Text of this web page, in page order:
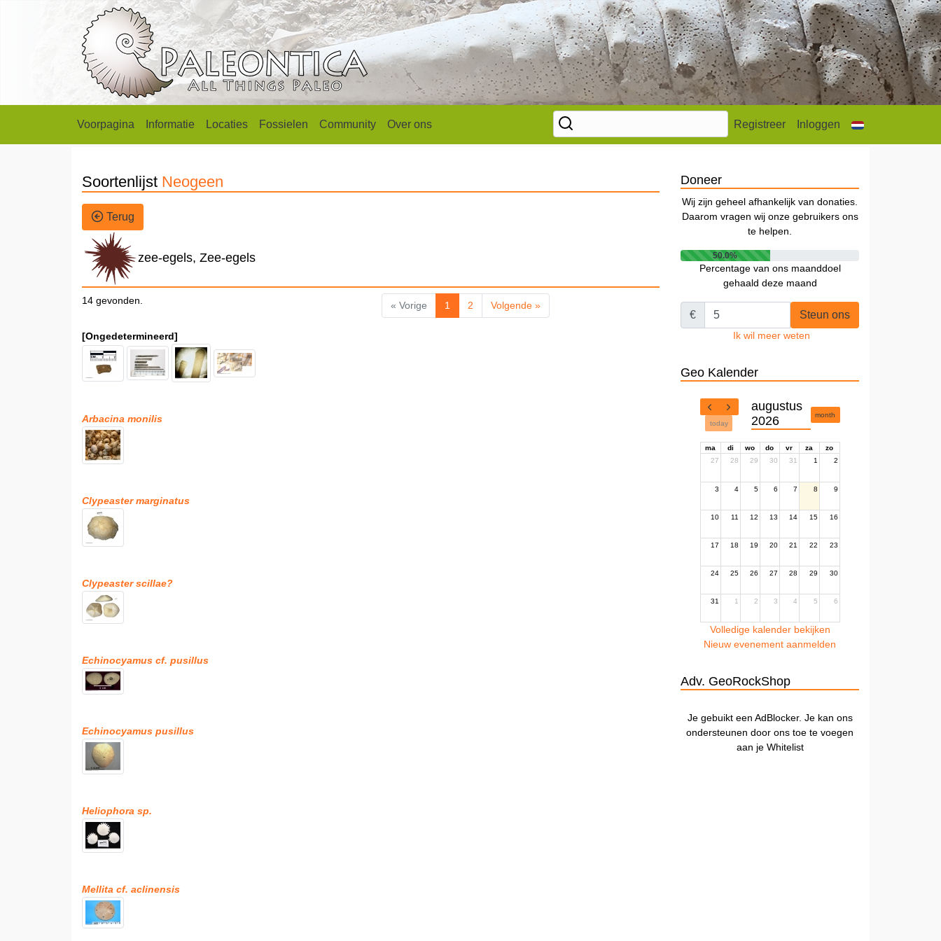
Voorpagina Informatie Locaties Fossielen Community Over ons Registreer Inloggen
Soortenlijst Neogeen
Terug
zee-egels, Zee-egels
14 gevonden. « Vorige 1 2 Volgende »
[Ongedetermineerd]
Arbacina monilis
Clypeaster marginatus
Clypeaster scillae?
Echinocyamus cf. pusillus
Echinocyamus pusillus
Heliophora sp.
Mellita cf. aclinensis
Doneer
Wij zijn geheel afhankelijk van donaties.
Daarom vragen wij onze gebruikers ons
te helpen.
50.0%
Percentage van ons maanddoel
gehaald deze maand
€ Steun ons
Ik wil meer weten
Geo Kalender
today
augustus
2026
month
ma di wo do vr za
zo
27
28 29 30 31 1 2
3 4 5 6 7 8 9
10 11 12 13 14 15 16
17 18 19 20 21 22 23
24 25 26 27 28 29 30
31 1 2 3 4 5 6
Volledige kalender bekijken
Nieuw evenement aanmelden
Adv. GeoRockShop
Je gebuikt een AdBlocker. Je kan ons
ondersteunen door ons toe te voegen
aan je Whitelist